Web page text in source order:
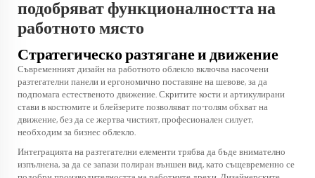
подобряват функционалността на
работното място
Стратегическо разтягане и движение
Съвременният дизайн на работното облекло включва насочени
разтегателни панели и ергономично поставяне на шевове, за да
подпомага естественото движение. Скритите кости и артикулирани
стави в костюмите и блейзерите позволяват по-голям обхват на
движение, без да се жертва чистият, професионален силует,
необходим за бизнес облекло.
Интеграцията на разтегателни елементи трябва да бъде внимателно
изпълнена, за да се запази полиран външен вид, като същевременно се